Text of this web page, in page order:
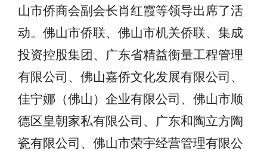
山市侨商会副会长肖红霞等领导出席了活
动。佛山市侨联、佛山市机关侨联、集成
投资控股集团、广东省精益衡量工程管理
有限公司、佛山嘉侨文化发展有限公司、
佳宁娜（佛山）企业有限公司、佛山市顺
德区皇朝家私有限公司、广东和陶立方陶
瓷有限公司、佛山市荣宇经营管理有限公